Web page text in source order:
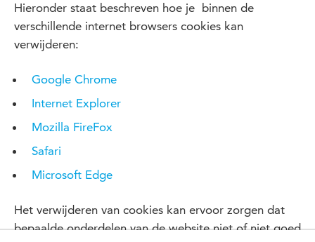
Hieronder staat beschreven hoe je binnen de
verschillende internet browsers cookies kan
verwijderen:
Google Chrome
Internet Explorer
Mozilla FireFox
Safari
Microsoft Edge
Het verwijderen van cookies kan ervoor zorgen dat
bepaalde onderdelen van de website niet of niet goed